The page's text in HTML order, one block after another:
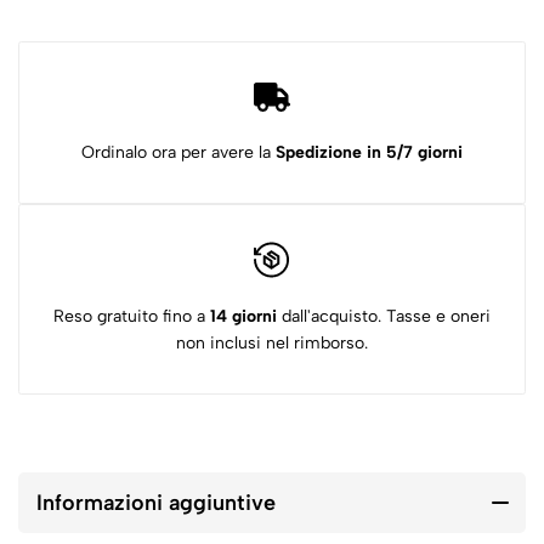
Ordinalo ora per avere la Spedizione in 5/7 giorni
Reso gratuito fino a 14 giorni dall'acquisto. Tasse e oneri
non inclusi nel rimborso.
Informazioni aggiuntive